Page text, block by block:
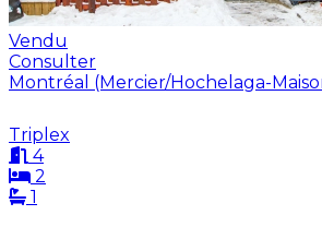
Vendu
Consulter
Montréal (Mercier/Hochelaga-
Triplex
4
2
1